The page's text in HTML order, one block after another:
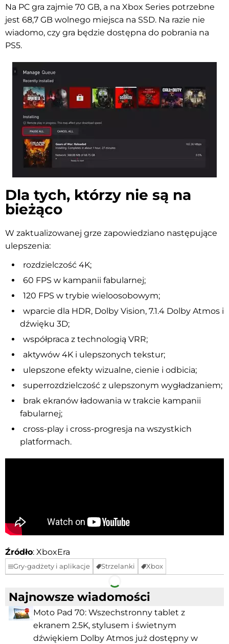
Na PC gra zajmie 70 GB, a na Xbox Series potrzebne
jest 68,7 GB wolnego miejsca na SSD. Na razie nie
wiadomo, czy gra będzie dostępna do pobrania na
PS5.
Dla tych, którzy nie są na
bieżąco
W zaktualizowanej grze zapowiedziano następujące
ulepszenia:
rozdzielczość 4K;
60 FPS w kampanii fabularnej;
120 FPS w trybie wieloosobowym;
wparcie dla HDR, Dolby Vision, 7.1.4 Dolby Atmos i
dźwięku 3D;
współpraca z technologią VRR;
aktywów 4K i ulepszonych tekstur;
ulepszone efekty wizualne, cienie i odbicia;
superrozdzielczość z ulepszonym wygładzaniem;
brak ekranów ładowania w trakcie kampanii
fabularnej;
cross-play i cross-progresja na wszystkich
platformach.
Źródło: XboxEra
Gry-gadżety i aplikacje Strzelanki Xbox
Facebook Telegram
Najnowsze wiadomości
Moto Pad 70: Wszechstronny tablet z
ekranem 2.5K, stylusem i świetnym
dźwiękiem Dolby Atmos już dostępny w